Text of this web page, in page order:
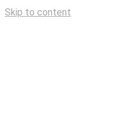
Skip to content